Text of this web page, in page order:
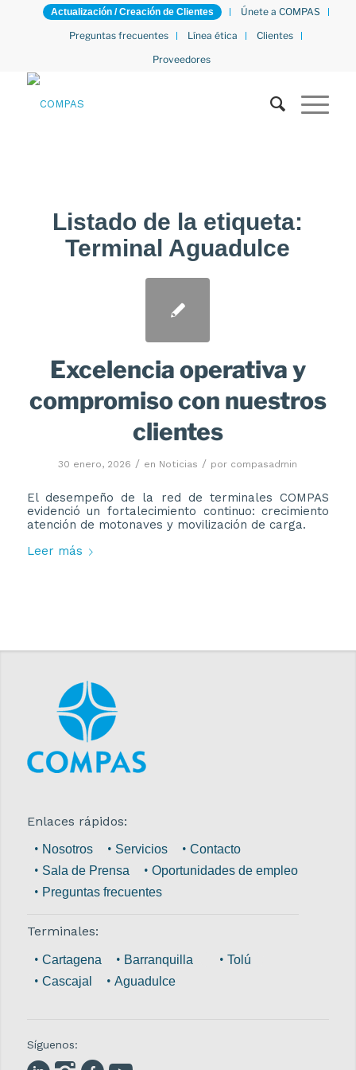
Actualización / Creación de Clientes
Únete a COMPAS
Preguntas frecuentes
Línea ética
Clientes
Proveedores
Listado de la etiqueta:
Terminal Aguadulce
Excelencia operativa y
compromiso con nuestros
clientes
30 enero, 2026 / en Noticias / por compasadmin
El desempeño de la red de terminales COMPAS
evidenció un fortalecimiento continuo: crecimiento
atención de motonaves y movilización de carga.
Leer más
Enlaces rápidos:
Nosotros Servicios
Contacto
Sala de Prensa
Oportunidades de empleo
Preguntas frecuentes
Terminales:
Cartagena Barranquilla
Tolú
Cascajal
Aguadulce
Síguenos: